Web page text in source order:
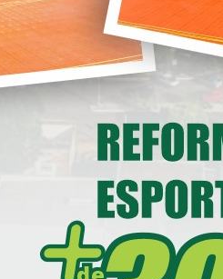
Deputado Federal
Wandscheer
institucional em
14/05/2026 08:00
Secretaria de Esportes e
reforma do Ginásio
Maria Ligiane
11/05/2026 08:00